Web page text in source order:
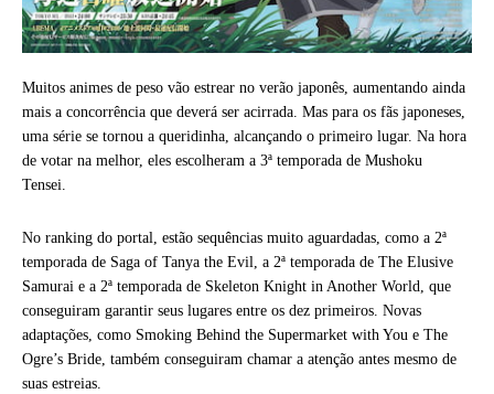
Muitos animes de peso vão estrear no verão japonês, aumentando ainda
mais a concorrência que deverá ser acirrada. Mas para os fãs japoneses,
uma série se tornou a queridinha, alcançando o primeiro lugar. Na hora
de votar na melhor, eles escolheram a 3ª temporada de Mushoku
Tensei.
No ranking do portal, estão sequências muito aguardadas, como a 2ª
temporada de Saga of Tanya the Evil, a 2ª temporada de The Elusive
Samurai e a 2ª temporada de Skeleton Knight in Another World, que
conseguiram garantir seus lugares entre os dez primeiros. Novas
adaptações, como Smoking Behind the Supermarket with You e The
Ogre’s Bride, também conseguiram chamar a atenção antes mesmo de
suas estreias.